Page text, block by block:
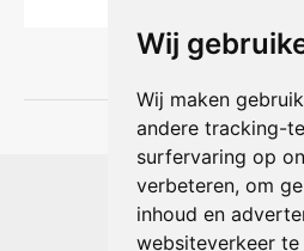
Wij
Wij maken
andere tracking-
surfervaring op
verbeteren, om
inhoud en
websiteverkeer
Shophouse
Max
6716 BE Ede,